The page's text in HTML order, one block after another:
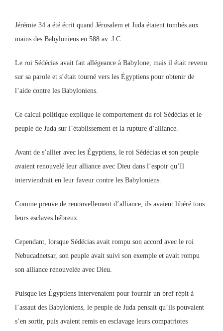
Jérémie 34 a été écrit quand Jérusalem et Juda étaient tombés aux
mains des Babyloniens en 588 av. J.C.
Le roi Sédécias avait fait allégeance à Babylone, mais il était revenu
sur sa parole et s’était tourné vers les Égyptiens pour obtenir de
l’aide contre les Babyloniens.
Ce calcul politique explique le comportement du roi Sédécias et le
peuple de Juda sur l’établissement et la rupture d’alliance.
Avant de s’allier avec les Égyptiens, le roi Sédécias et son peuple
avaient renouvelé leur alliance avec Dieu dans l’espoir qu’Il
interviendrait en leur faveur contre les Babyloniens.
Comme preuve de renouvellement d’alliance, ils avaient libéré tous
leurs esclaves hébreux.
Cependant, lorsque Sédécias avait rompu son accord avec le roi
Nebucadnetsar, son peuple avait suivi son exemple et avait rompu
son alliance renouvelée avec Dieu.
Puisque les Égyptiens intervenaient pour fournir un bref répit à
l’assaut des Babyloniens, le peuple de Juda pensait qu’ils pouvaient
s’en sortir, puis avaient remis en esclavage leurs compatriotes